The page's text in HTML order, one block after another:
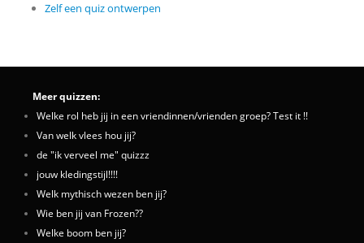
Zelf een quiz ontwerpen
Meer quizzen:
Welke rol heb jij in een vriendinnen/vrienden groep? Test it !!
Van welk vlees hou jij?
de "ik verveel me" quizzz
jouw kledingstijl!!!!
Welk mythisch wezen ben jij?
Wie ben jij van Frozen??
Welke boom ben jij?